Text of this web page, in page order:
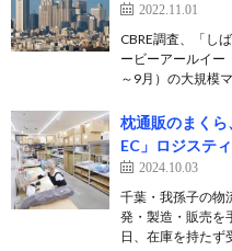
2022.11.01
CBRE調査、「し
ービーアールイー
～9月）の大規模
枕通販のまく
EC」ロジステ
2024.10.03
千葉・我孫子の物
発・製造・販売を
日、在庫を持た